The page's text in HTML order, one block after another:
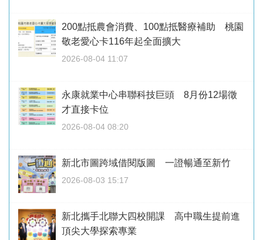
200點抵農會消費、100點抵醫療補助 桃園
敬老愛心卡116年起全面擴大
2026-08-04 11:07
永康就業中心串聯科技巨頭 8月份12場徵
才直接卡位
2026-08-04 08:20
新北市圖跨域借閱版圖 一證暢通至新竹
2026-08-03 15:17
新北攜手北聯大四校開課 高中職生提前進
頂尖大學探索專業